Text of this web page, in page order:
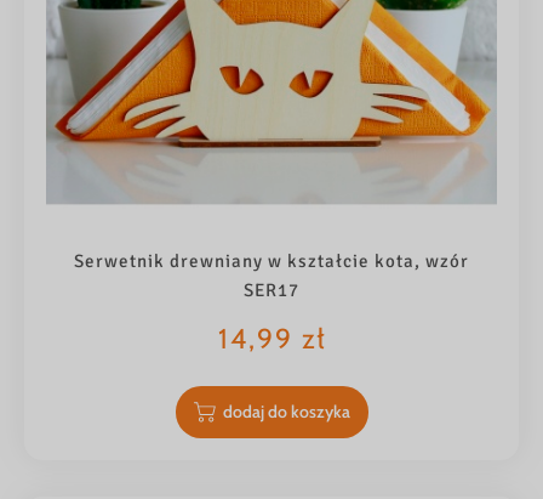
Serwetnik drewniany w kształcie kota, wzór
SER17
14,99 zł
dodaj do koszyka